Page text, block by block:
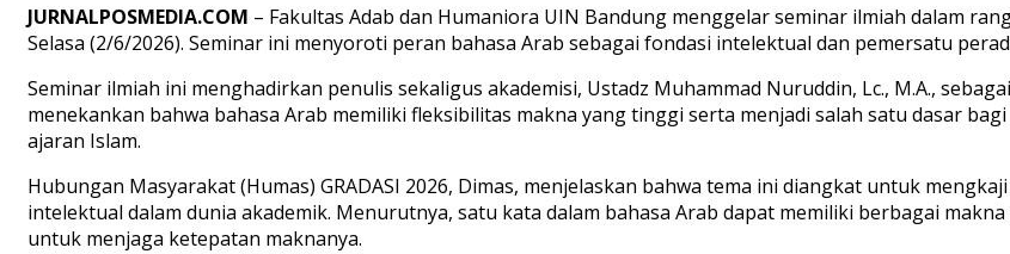
JURNALPOSMEDIA.COM – Fakultas Adab dan Humaniora UIN Bandung menggelar seminar ilmiah dalam
Selasa (2/6/2026). Seminar ini menyoroti peran bahasa Arab sebagai fondasi intelektual dan pemersatu
Seminar ilmiah ini menghadirkan penulis sekaligus akademisi, Ustadz Muhammad Nuruddin, Lc., M.A.,
menekankan bahwa bahasa Arab memiliki fleksibilitas makna yang tinggi serta menjadi salah satu dasar
ajaran Islam.
Hubungan Masyarakat (Humas) GRADASI 2026, Dimas, menjelaskan bahwa tema ini diangkat untuk
intelektual dalam dunia akademik. Menurutnya, satu kata dalam bahasa Arab dapat memiliki berbagai
untuk menjaga ketepatan maknanya.